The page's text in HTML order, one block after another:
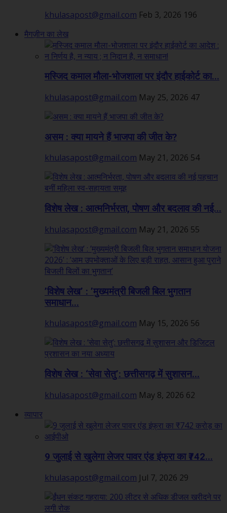
khulasapost@gmail.com Feb 3, 2026 196
मैगज़ीन का लेख
मस्जिद कमाल मौला-भोजशाला पर इंदौर हाईकोर्ट का...
khulasapost@gmail.com May 25, 2026 47
असम : क्या मायने हैं भाजपा की जीत के?
khulasapost@gmail.com May 21, 2026 54
विशेष लेख : आत्मनिर्भरता, पोषण और बदलाव की नई...
khulasapost@gmail.com May 21, 2026 55
’विशेष लेख’ : ’मुख्यमंत्री बिजली बिल भुगतान
समाधान...
khulasapost@gmail.com May 15, 2026 56
विशेष लेख : ‘सेवा सेतु’: छत्तीसगढ़ में सुशासन...
khulasapost@gmail.com May 8, 2026 62
व्यापार
9 जुलाई से खुलेगा लेजर पावर एंड इंफ्रा का ₹742...
khulasapost@gmail.com Jul 7, 2026 29